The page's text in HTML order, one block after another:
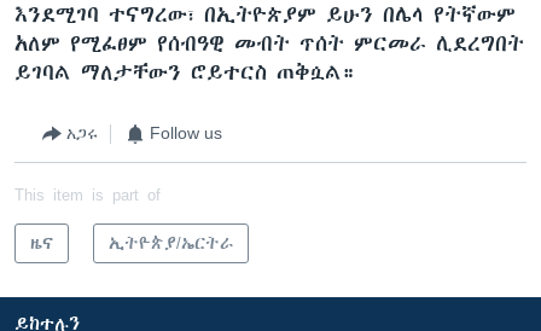
እንደሚገባ ተናግረው፣ በኢትዮጵያም ይሁን በሌላ የትኛውም
አለም የሚፈፀም የሰብዓዊ መብት ጥሰት ምርመራ ሊደረግበት
ይገባል ማለታቸውን ሮይተርስ ጠቅሷል።
አጋሩ Follow us
This item is part of
ዜና ኢትዮጵያ/ኤርትራ
ይከተሉን